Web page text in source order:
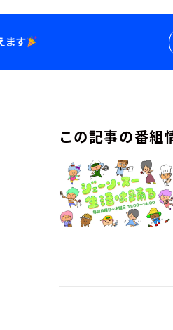
この記事の番組